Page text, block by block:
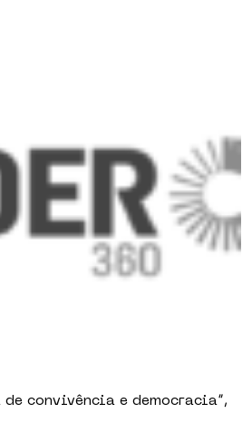
de convivência e democracia”,